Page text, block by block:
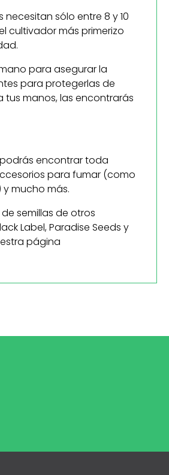
sólo entre 8 y 10
cultivador más primerizo
para asegurar la
para protegerlas de
manos, las encontrarás
encontrar toda
para fumar (como
mucho más.
semillas de otros
Label, Paradise Seeds y
página